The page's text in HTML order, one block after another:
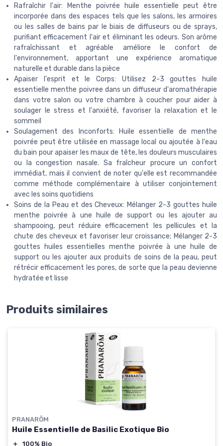
Rafraîchir l'air: Menthe poivrée huile essentielle peut être
incorporée dans des espaces tels que les salons, les armoires
ou les salles de bains par le biais de diffuseurs ou de sprays,
purifiant efficacement l'air et éliminant les odeurs. Son arôme
rafraîchissant et agréable améliore le confort de
l'environnement, apportant une expérience aromatique
naturelle et durable dans la pièce
Apaiser l'esprit et le Corps: Utilisez 2-3 gouttes huile
essentielle menthe poivree dans un diffuseur d'aromathérapie
dans votre salon ou votre chambre à coucher pour aider à
soulager le stress et l'anxiété, favoriser la relaxation et le
sommeil
Soulagement des Inconforts: Huile essentielle de menthe
poivrée peut être utilisée en massage local ou ajoutée à l'eau
du bain pour apaiser les maux de tête, les douleurs musculaires
ou la congestion nasale. Sa fraîcheur procure un confort
immédiat, mais il convient de noter qu'elle est recommandée
comme méthode complémentaire à utiliser conjointement
avec les soins quotidiens
Soins de la Peau et des Cheveux: Mélanger 2-3 gouttes huile
menthe poivrée à une huile de support ou les ajouter au
shampooing, peut réduire efficacement les pellicules et la
chute des cheveux et favoriser leur croissance; Mélanger 2-3
gouttes huiles essentielles menthe poivrée à une huile de
support ou les ajouter aux produits de soins de la peau, peut
rétrécir efficacement les pores, de sorte que la peau devienne
hydratée et lisse
Produits similaires
PRANARÔM
Huile Essentielle de Basilic Exotique Bio
＋ 100% Bio